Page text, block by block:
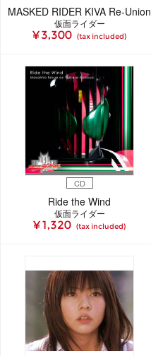
MASKED RIDER KIVA Re-Union
仮面ライダー
¥ 3,300 (tax included)
CD
Ride the Wind
仮面ライダー
¥ 1,320 (tax included)